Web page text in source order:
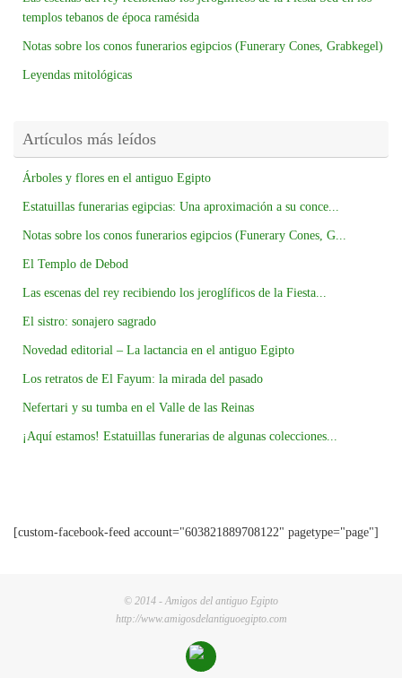
templos tebanos de época ramésida
Notas sobre los conos funerarios egipcios (Funerary Cones, Grabkegel)
Leyendas mitológicas
Artículos más leídos
Árboles y flores en el antiguo Egipto
Estatuillas funerarias egipcias: Una aproximación a su conce...
Notas sobre los conos funerarios egipcios (Funerary Cones, G...
El Templo de Debod
Las escenas del rey recibiendo los jeroglíficos de la Fiesta...
El sistro: sonajero sagrado
Novedad editorial – La lactancia en el antiguo Egipto
Los retratos de El Fayum: la mirada del pasado
Nefertari y su tumba en el Valle de las Reinas
¡Aquí estamos! Estatuillas funerarias de algunas colecciones...
[custom-facebook-feed account="603821889708122" pagetype="page"]
© 2014 - Amigos del antiguo Egipto
http://www.amigosdelantiguoegipto.com